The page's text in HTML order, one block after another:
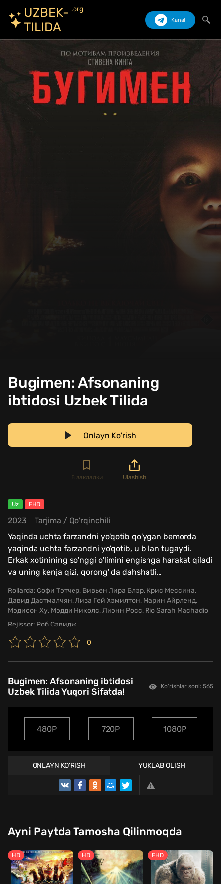
UZBEK-
TILIDA
.org
Kanal
Bugimen: Afsonaning
ibtidosi Uzbek Tilida
Onlayn Ko'rish
В закладки Ulashish
Uz FHD
2023 Tarjima / Qo'rqinchili
Yaqinda uchta farzandni yo'qotib qo'ygan bemorda
yaqinda uchta farzandni yo'qotib, u bilan tugaydi.
Erkak xotinining so'nggi o'limini engishga harakat qiladi
va uning kenja qizi, qorong'ida dahshatli…
Rollarda: Софи Тэтчер, Вивьен Лира Блэр, Крис Мессина,
Давид Дастмалчян, Лиза Гей Хэмилтон, Марин Айрленд,
Мэдисон Ху, Мэдди Николс, Лиэнн Росс, Rio Sarah Machadio
Rejissor: Роб Сэвидж
0
Bugimen: Afsonaning ibtidosi
Uzbek Tilida Yuqori Sifatda!
Ko'rishlar soni: 565
480P 720P 1080P
ONLAYN KO'RISH YUKLAB OLISH
Ayni Paytda Tamosha Qilinmoqda
HD HD FHD